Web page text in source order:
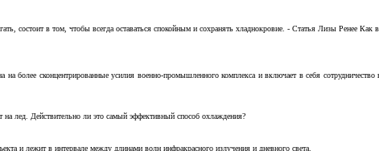
состоит в том, чтобы всегда оставаться спокойным и сохранять хладнокровие. - Статья Лизы Ренее Как
более сконцентрированные усилия военно-промышленного комплекса и включает в себя
лед. Действительно ли это самый эффективный способ охлаждения?
и лежит в интервале между длинами волн инфракрасного излучения и дневного света.